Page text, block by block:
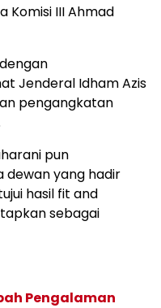
Komisi III Ahmad
Jenderal Idham Azis
pengangkatan
pun
dewan yang hadir
hasil fit and
sebagai
Pengalaman